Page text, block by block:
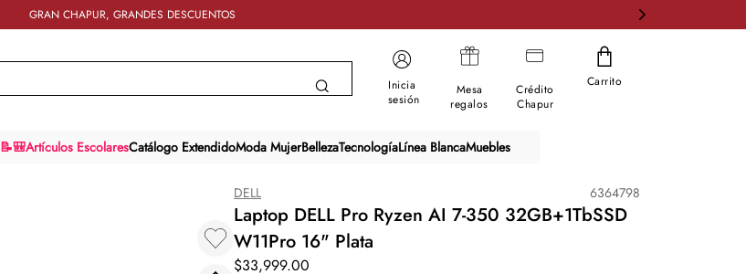
GRAN CHAPUR, GRANDES DESCUENTOS
Inicia
sesión
Mesa
regalos
Crédito
Chapur
Carrito
📝🎒Artículos EscolaresCatálogo ExtendidoModa MujerBellezaTecnologíaLínea BlancaMuebles
DELL 6364798
Laptop DELL Pro Ryzen AI 7-350 32GB+1TbSSD
W11Pro 16" Plata
$33,999.00